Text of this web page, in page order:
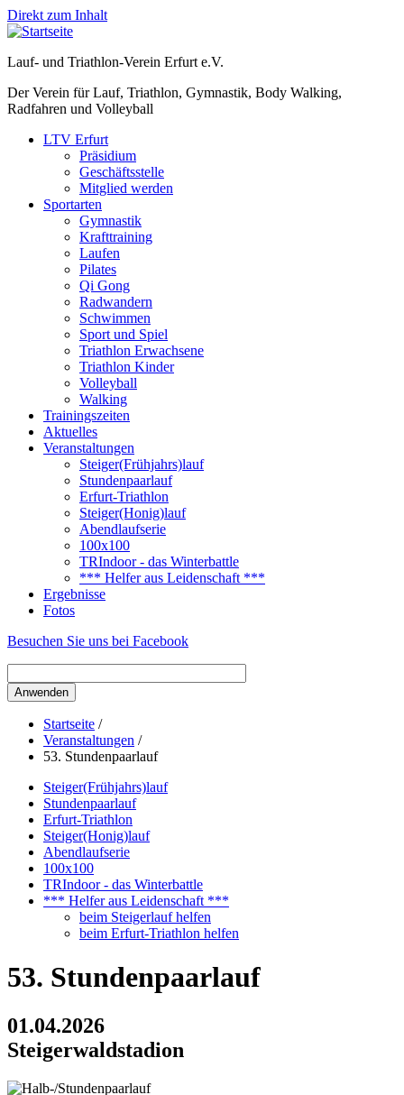
Direkt zum Inhalt
Lauf- und Triathlon-Verein Erfurt e.V.
Der Verein für Lauf, Triathlon, Gymnastik, Body Walking,
Radfahren und Volleyball
LTV Erfurt
Präsidium
Geschäftsstelle
Mitglied werden
Sportarten
Gymnastik
Krafttraining
Laufen
Pilates
Qi Gong
Radwandern
Schwimmen
Sport und Spiel
Triathlon Erwachsene
Triathlon Kinder
Volleyball
Walking
Trainingszeiten
Aktuelles
Veranstaltungen
Steiger(Frühjahrs)lauf
Stundenpaarlauf
Erfurt-Triathlon
Steiger(Honig)lauf
Abendlaufserie
100x100
TRIndoor - das Winterbattle
*** Helfer aus Leidenschaft ***
Ergebnisse
Fotos
Besuchen Sie uns bei Facebook
Startseite /
Veranstaltungen /
53. Stundenpaarlauf
Steiger(Frühjahrs)lauf
Stundenpaarlauf
Erfurt-Triathlon
Steiger(Honig)lauf
Abendlaufserie
100x100
TRIndoor - das Winterbattle
*** Helfer aus Leidenschaft ***
beim Steigerlauf helfen
beim Erfurt-Triathlon helfen
53. Stundenpaarlauf
01.04.2026
Steigerwaldstadion